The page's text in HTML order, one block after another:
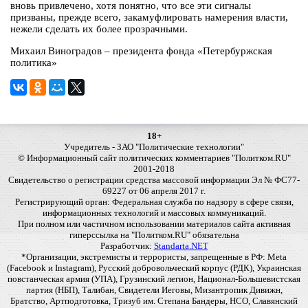
вновь привлечено, хотя понятно, что все эти сигналы
призваны, прежде всего, закамуфлировать намерения власти,
нежели сделать их более прозрачными.
Михаил Виноградов – президента фонда «Петербуржская
политика»
18+
Учредитель - ЗАО "Политические технологии"
© Информационный сайт политических комментариев "Политком.RU"
2001-2018
Свидетельство о регистрации средства массовой информации Эл № ФС77-
69227 от 06 апреля 2017 г.
Регистрирующий орган: Федеральная служба по надзору в сфере связи,
информационных технологий и массовых коммуникаций.
При полном или частичном использовании материалов сайта активная
гиперссылка на "Политком.RU" обязательна
Разработчик: Standarta.NET
*Организации, экстремисты и террористы, запрещенные в РФ: Meta
(Facebook и Instagram), Русский добровольческий корпус (РДК), Украинская
повстанческая армия (УПА), Грузинский легион, Национал-Большевистская
партия (НБП), Талибан, Свидетели Иеговы, Мизантропик Дивижн,
Братство, Артподготовка, Тризуб им. Степана Бандеры, НСО, Славянский